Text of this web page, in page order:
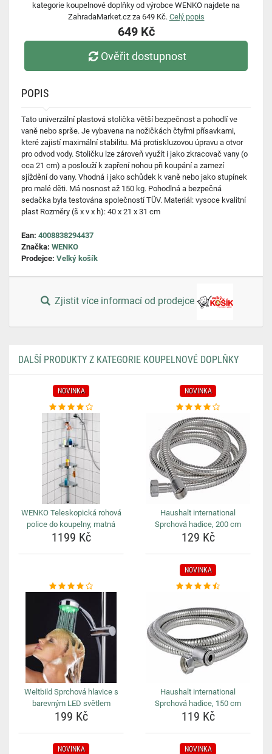
kategorie koupelnové doplňky od výrobce WENKO najdete na
ZahradaMarket.cz za 649 Kč. Celý popis
649 Kč
Ověřit dostupnost
POPIS
Tato univerzální plastová stolička větší bezpečnost a pohodlí ve
vaně nebo sprše. Je vybavena na nožičkách čtyřmi přísavkami,
které zajistí maximální stabilitu. Má protiskluzovou úpravu a otvor
pro odvod vody. Stoličku lze zároveň využít i jako zkracovač vany (o
cca 21 cm) a poslouží k zapření nohou při koupání a zamezí
sjíždění do vany. Vhodná i jako schůdek k vaně nebo jako stupínek
pro malé děti. Má nosnost až 150 kg. Pohodlná a bezpečná
sedačka byla testována společností TÜV. Materiál: vysoce kvalitní
plast Rozměry (š x v x h): 40 x 21 x 31 cm
Ean: 4008838294437
Značka: WENKO
Prodejce: Velký košík
Zjistit více informací od prodejce
DALŠÍ PRODUKTY Z KATEGORIE KOUPELNOVÉ DOPLŇKY
NOVINKA
WENKO Teleskopická rohová
police do koupelny, matná
1199 Kč
NOVINKA
Haushalt international
Sprchová hadice, 200 cm
129 Kč
Weltbild Sprchová hlavice s
barevným LED světlem
199 Kč
NOVINKA
Haushalt international
Sprchová hadice, 150 cm
119 Kč
NOVINKA NOVINKA